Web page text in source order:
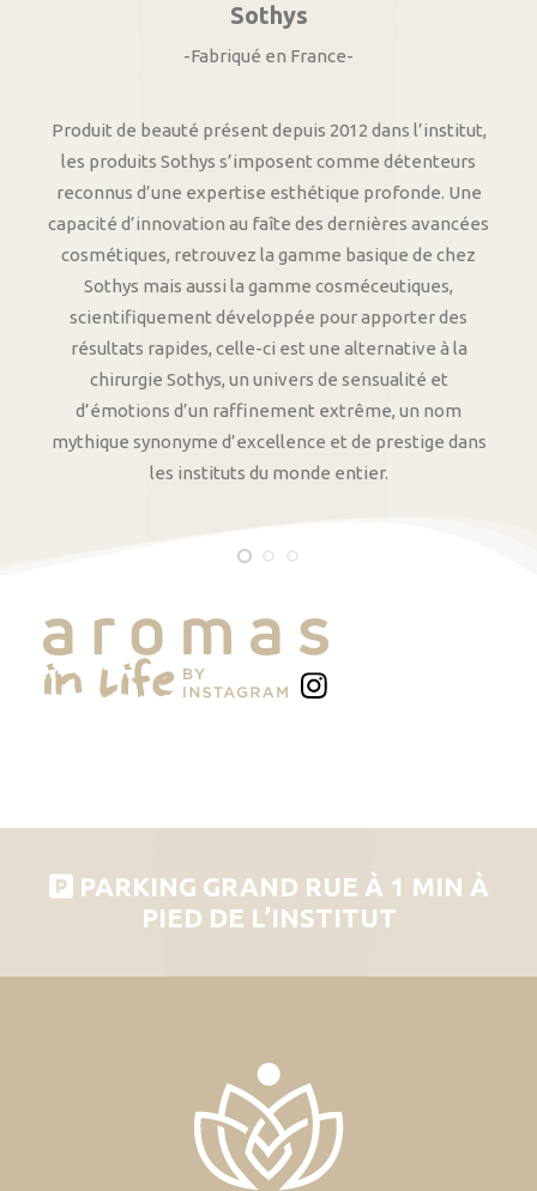
Sothys
-Fabriqué en France-
Produit de beauté présent depuis 2012 dans l’institut,
les produits Sothys s’imposent comme détenteurs
reconnus d’une expertise esthétique profonde. Une
capacité d’innovation au faîte des dernières avancées
cosmétiques, retrouvez la gamme basique de chez
Sothys mais aussi la gamme cosméceutiques,
scientifiquement développée pour apporter des
résultats rapides, celle-ci est une alternative à la
chirurgie Sothys, un univers de sensualité et
d’émotions d’un raffinement extrême, un nom
mythique synonyme d’excellence et de prestige dans
les instituts du monde entier.
PARKING GRAND RUE À 1 MIN À
PIED DE L’INSTITUT